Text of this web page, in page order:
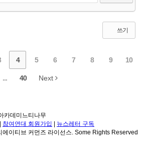
쓰기
4 5 6 7 8 9 10
... 40 Next
카데미느티나무
참여연대 회원가입
뉴스레터 구독
이티브 커먼즈 라이선스. Some Rights Reserved